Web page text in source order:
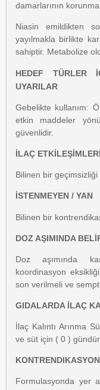
damarlarının
Niasin emildikten
yayılmakla birlikte
sahiptir. Metabolize
HEDEF TÜRLER
UYARILAR
Gebelikte kullanım:
etkin maddeler
güvenlidir.
İLAÇ ETKİLEŞİMLERİ
Bilinen bir geçimsizliği
İSTENMEYEN / YAN
Bilinen bir
DOZ AŞIMINDA
Doz aşımında
koordinasyon
son verilmeli ve
GIDALARDA İLAÇ
İlaç Kalıntı Arınma
ve süt için ( 0 ) gündür.
Formulasyonda yer